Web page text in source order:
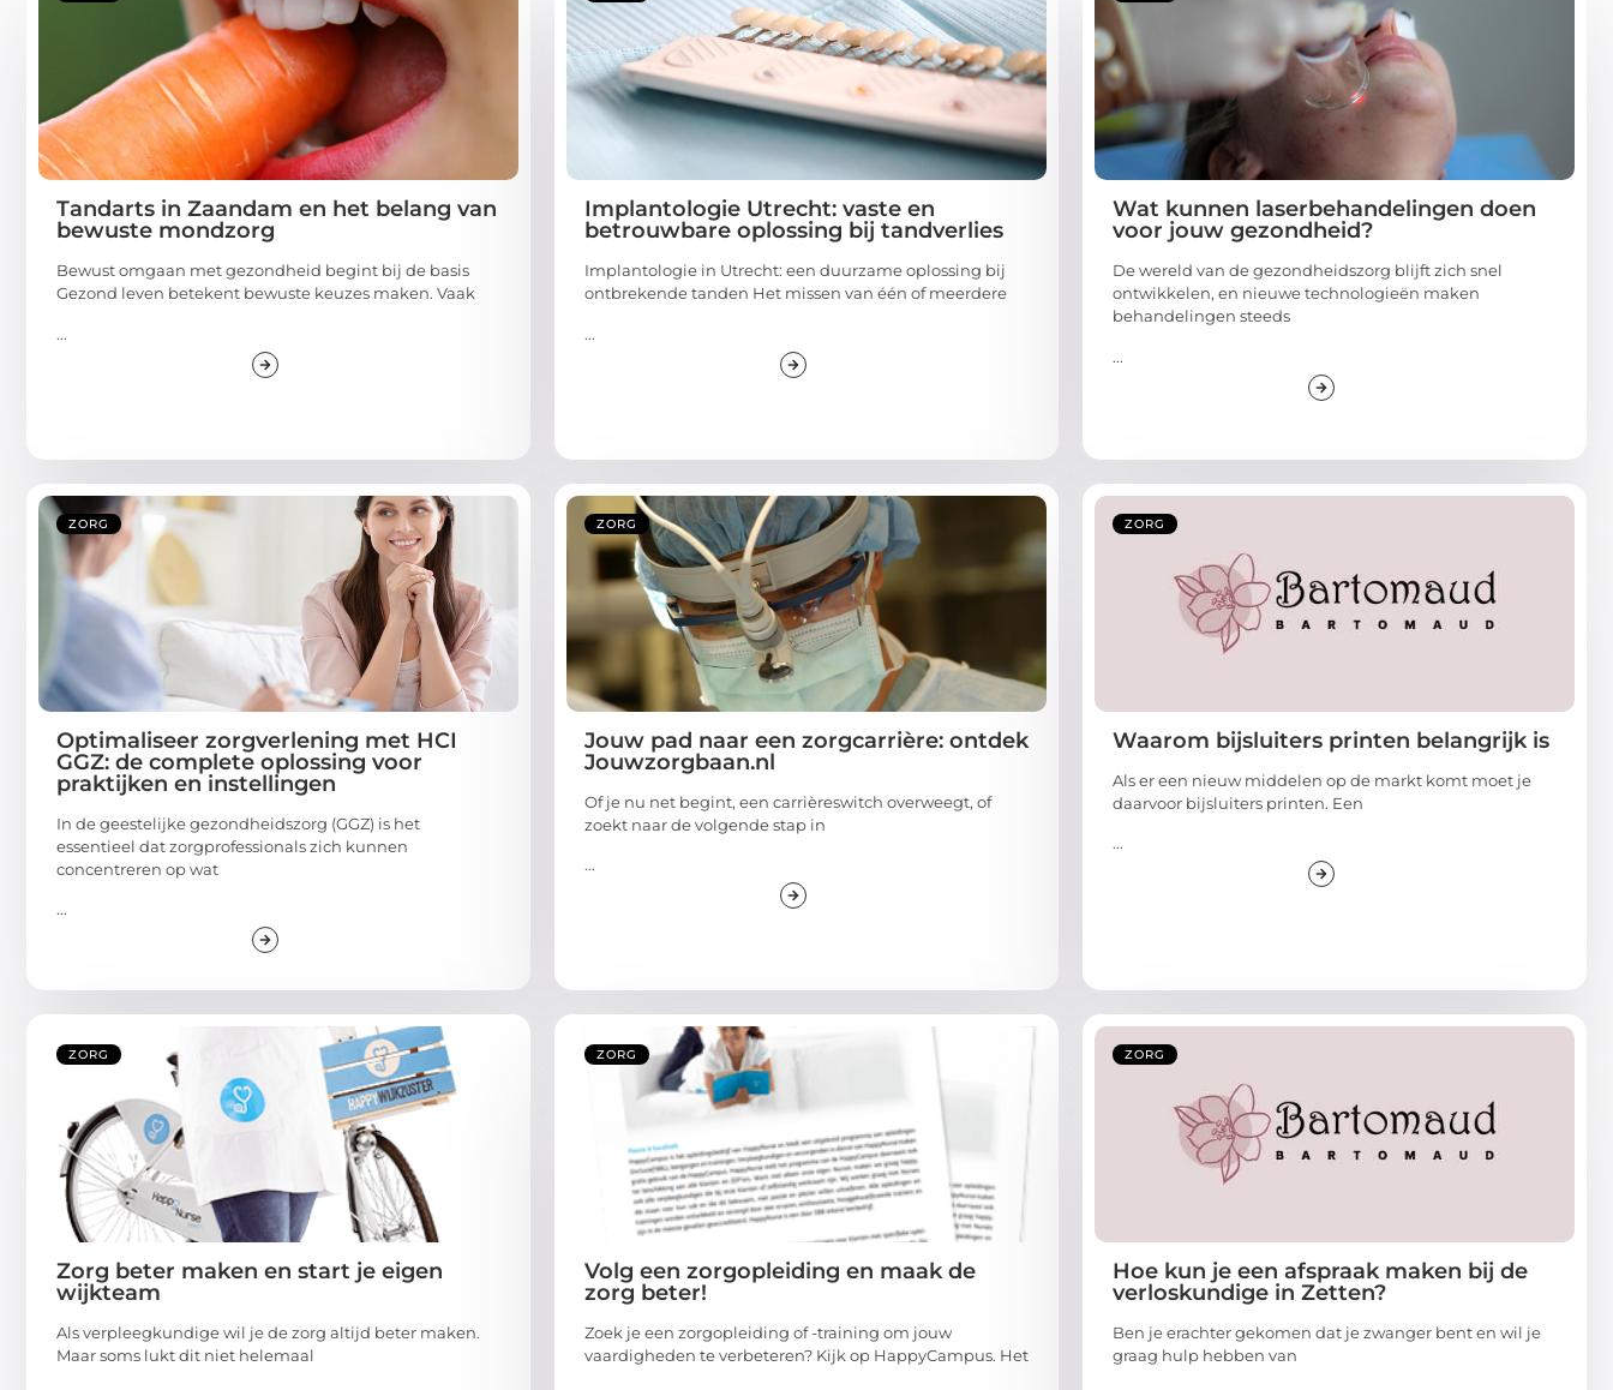
Tandarts in Zaandam en het belang van
bewuste mondzorg
Bewust omgaan met gezondheid begint bij de basis
Gezond leven betekent bewuste keuzes maken. Vaak
...
Implantologie Utrecht: vaste en
betrouwbare oplossing bij tandverlies
Implantologie in Utrecht: een duurzame oplossing bij
ontbrekende tanden Het missen van één of meerdere
...
Wat kunnen laserbehandelingen doen
voor jouw gezondheid?
De wereld van de gezondheidszorg blijft zich snel
ontwikkelen, en nieuwe technologieën maken
behandelingen steeds
...
ZORG
Optimaliseer zorgverlening met HCI
GGZ: de complete oplossing voor
praktijken en instellingen
In de geestelijke gezondheidszorg (GGZ) is het
essentieel dat zorgprofessionals zich kunnen
concentreren op wat
...
ZORG
Jouw pad naar een zorgcarrière: ontdek
Jouwzorgbaan.nl
Of je nu net begint, een carrièreswitch overweegt, of
zoekt naar de volgende stap in
...
ZORG
Waarom bijsluiters printen belangrijk is
Als er een nieuw middelen op de markt komt moet je
daarvoor bijsluiters printen. Een
...
ZORG
Zorg beter maken en start je eigen
wijkteam
Als verpleegkundige wil je de zorg altijd beter maken.
Maar soms lukt dit niet helemaal
ZORG
Volg een zorgopleiding en maak de
zorg beter!
Zoek je een zorgopleiding of -training om jouw
vaardigheden te verbeteren? Kijk op HappyCampus. Het
ZORG
Hoe kun je een afspraak maken bij de
verloskundige in Zetten?
Ben je erachter gekomen dat je zwanger bent en wil je
graag hulp hebben van